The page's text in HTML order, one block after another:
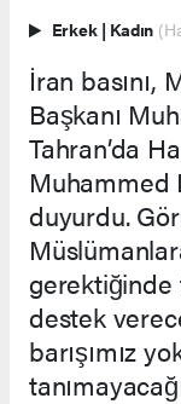
Erkek | Kadın
İran basını,
Başkanı
Tahran’da
Muhammed
duyurdu.
gerektiğinde
destek
barışımız